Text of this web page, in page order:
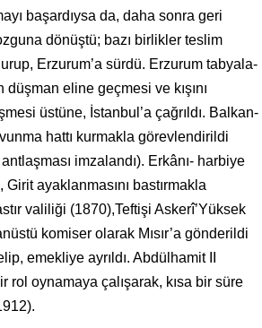
başardıysa da, daha sonra geri
dönüştü; ba­zı birlikler teslim
Erzurum’a sürdü. Erzurum tabyala­
düşman eline geçmesi ve kışını
üstüne, İstanbul’a çağrıldı. Balkan­
hattı kurmakla görevlendirildi
imzalandı). Erkânı- harbiye
ayaklanmasını bastırmakla
valiliği (1870),Teftişi As­kerî’Yüksek
komiser olarak Mısır’a gönderildi
emekliye ayrıldı. Abdülhamit II
rol oynamaya çalışarak, kısa bir süre